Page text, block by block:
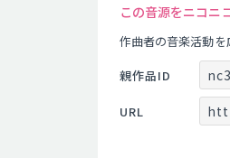
この音源をニコニ
作曲者の音楽活動
親作品ID
URL